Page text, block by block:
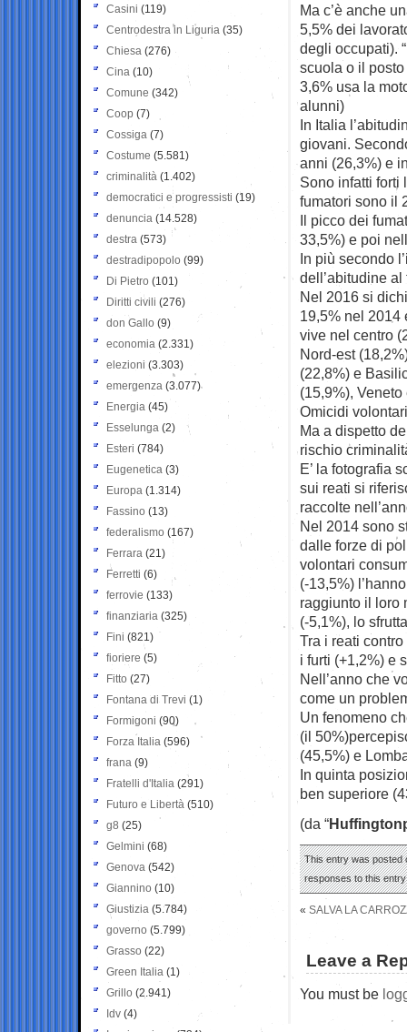
Ma c’è anche
5,5% dei
degli occupati).
scuola o il posto
3,6% usa la
alunni)
In Italia
giovani.
anni (26,3%) e
Sono infatti forti
fumatori sono il
Il picco dei
33,5%) e poi
In più secondo
dell’abitudine
Nel 2016 si
19,5% nel 2014
vive nel centro
Nord-est
(22,8%) e
(15,9%),
Omicidi
Ma a dispetto
rischio
E’ la fotografia
sui reati si
raccolte
Nel 2014 sono
dalle forze di
volontari
(-13,5%)
raggiunto il loro
(-5,1%), lo
Tra i reati
i furti (+1,2%) e
Nell’anno che
come un
Un fenomeno
(il
(45,5%) e
In quinta
ben superiore
(da “
This entry was posted
responses to this
« SALVA LA
Leave a
You must be
Casini (119)
Centrodestra in Liguria (35)
Chiesa (276)
Cina (10)
Comune (342)
Coop (7)
Cossiga (7)
Costume (5.581)
criminalità (1.402)
democratici e progressisti (19)
denuncia (14.528)
destra (573)
destradipopolo (99)
Di Pietro (101)
Diritti civili (276)
don Gallo (9)
economia (2.331)
elezioni (3.303)
emergenza (3.077)
Energia (45)
Esselunga (2)
Esteri (784)
Eugenetica (3)
Europa (1.314)
Fassino (13)
federalismo (167)
Ferrara (21)
Ferretti (6)
ferrovie (133)
finanziaria (325)
Fini (821)
fioriere (5)
Fitto (27)
Fontana di Trevi (1)
Formigoni (90)
Forza Italia (596)
frana (9)
Fratelli d'Italia (291)
Futuro e Libertà (510)
g8 (25)
Gelmini (68)
Genova (542)
Giannino (10)
Giustizia (5.784)
governo (5.799)
Grasso (22)
Green Italia (1)
Grillo (2.941)
Idv (4)